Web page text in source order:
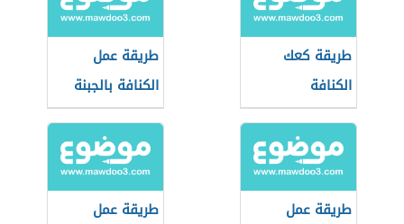
طريقة كعك
الكنافة
طريقة عمل
الكنافة بالجبنة
طريقة عمل
طريقة عمل